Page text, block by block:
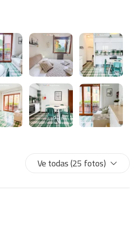
Ve todas (25 fotos)